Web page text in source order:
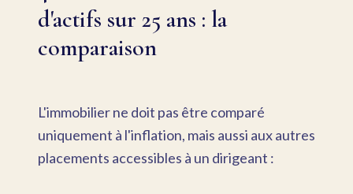
d'actifs sur 25 ans : la
comparaison
L'immobilier ne doit pas être comparé
uniquement à l'inflation, mais aussi aux autres
placements accessibles à un dirigeant :